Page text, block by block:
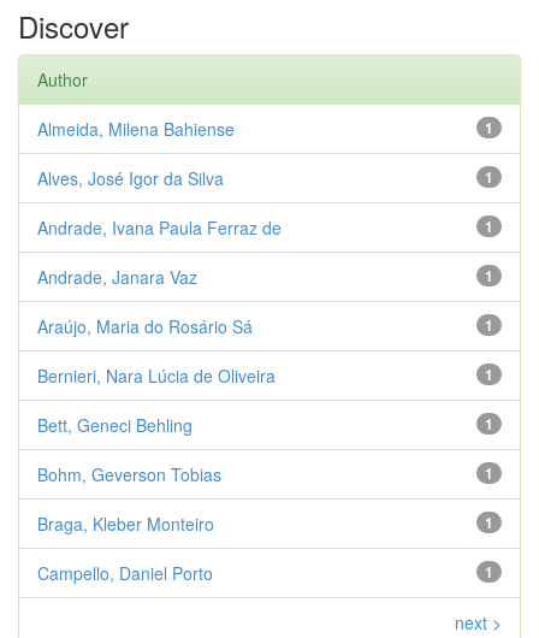
Discover
Author
1
Almeida, Milena Bahiense
1
Alves, José Igor da Silva
1
Andrade, Ivana Paula Ferraz de
1
Andrade, Janara Vaz
1
Araújo, Maria do Rosário Sá
1
Bernieri, Nara Lúcia de Oliveira
1
Bett, Geneci Behling
1
Bohm, Geverson Tobias
1
Braga, Kleber Monteiro
1
Campello, Daniel Porto
next >